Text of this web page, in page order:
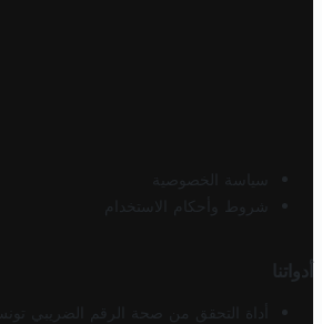
سياسة الخصوصية
شروط وأحكام الاستخدام
أدواتنا
أداة التحقق من صحة الرقم الضريبي